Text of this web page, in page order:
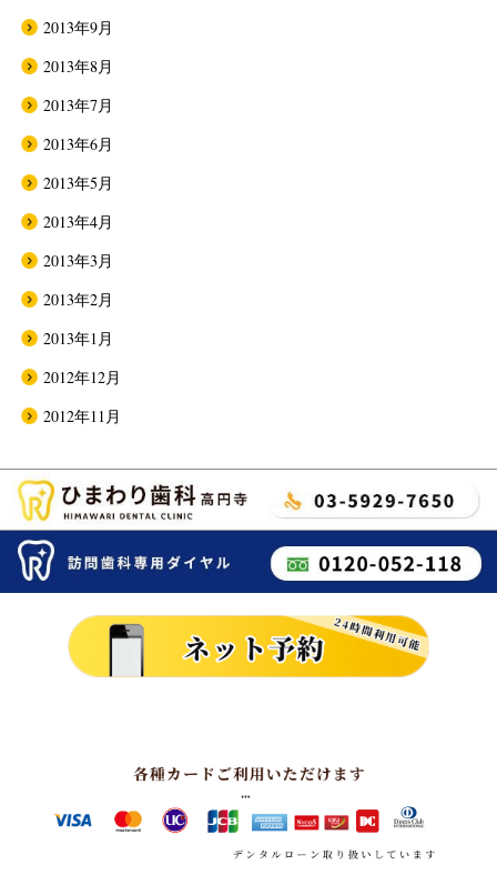
2013年9月
2013年8月
2013年7月
2013年6月
2013年5月
2013年4月
2013年3月
2013年2月
2013年1月
2012年12月
2012年11月